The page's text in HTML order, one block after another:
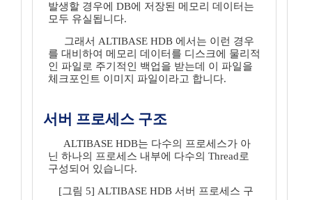
발생할 경우에 DB에 저장된 메모리 데이터는
모두 유실됩니다.
그래서 ALTIBASE HDB 에서는 이런 경우
를 대비하여 메모리 데이터를 디스크에 물리적
인 파일로 주기적인 백업을 받는데 이 파일을
체크포인트 이미지 파일이라고 합니다.
서버 프로세스 구조
ALTIBASE HDB는 다수의 프로세스가 아
닌 하나의 프로세스 내부에 다수의 Thread로
구성되어 있습니다.
[그림 5] ALTIBASE HDB 서버 프로세스 구